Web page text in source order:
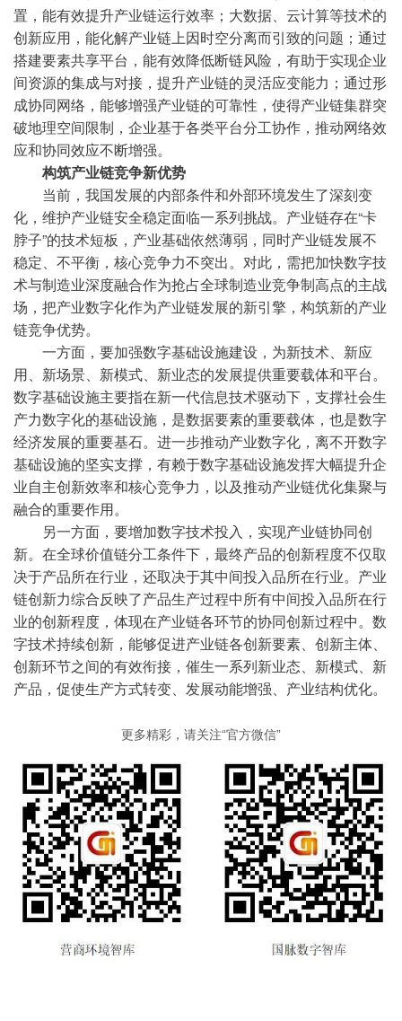
置，能有效提升产业链运行效率；大数据、云计算等技术的
创新应用，能化解产业链上因时空分离而引致的问题；通过
搭建要素共享平台，能有效降低断链风险，有助于实现企业
间资源的集成与对接，提升产业链的灵活应变能力；通过形
成协同网络，能够增强产业链的可靠性，使得产业链集群突
破地理空间限制，企业基于各类平台分工协作，推动网络效
应和协同效应不断增强。
构筑产业链竞争新优势
当前，我国发展的内部条件和外部环境发生了深刻变
化，维护产业链安全稳定面临一系列挑战。产业链存在“卡
脖子”的技术短板，产业基础依然薄弱，同时产业链发展不
稳定、不平衡，核心竞争力不突出。对此，需把加快数字技
术与制造业深度融合作为抢占全球制造业竞争制高点的主战
场，把产业数字化作为产业链发展的新引擎，构筑新的产业
链竞争优势。
一方面，要加强数字基础设施建设，为新技术、新应
用、新场景、新模式、新业态的发展提供重要载体和平台。
数字基础设施主要指在新一代信息技术驱动下，支撑社会生
产力数字化的基础设施，是数据要素的重要载体，也是数字
经济发展的重要基石。进一步推动产业数字化，离不开数字
基础设施的坚实支撑，有赖于数字基础设施发挥大幅提升企
业自主创新效率和核心竞争力，以及推动产业链优化集聚与
融合的重要作用。
另一方面，要增加数字技术投入，实现产业链协同创
新。在全球价值链分工条件下，最终产品的创新程度不仅取
决于产品所在行业，还取决于其中间投入品所在行业。产业
链创新力综合反映了产品生产过程中所有中间投入品所在行
业的创新程度，体现在产业链各环节的协同创新过程中。数
字技术持续创新，能够促进产业链各创新要素、创新主体、
创新环节之间的有效衔接，催生一系列新业态、新模式、新
产品，促使生产方式转变、发展动能增强、产业结构优化。
更多精彩，请关注“官方微信”